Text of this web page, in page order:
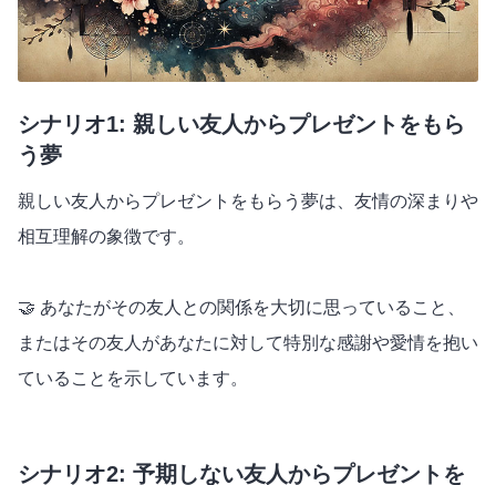
シナリオ1: 親しい友人からプレゼントをもら
う夢
親しい友人からプレゼントをもらう夢は、友情の深まりや
相互理解の象徴です。
🤝 あなたがその友人との関係を大切に思っていること、
またはその友人があなたに対して特別な感謝や愛情を抱い
ていることを示しています。
シナリオ2: 予期しない友人からプレゼントを